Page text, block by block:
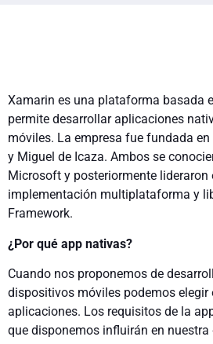
Xamarin es una plataforma basada
permite desarrollar aplicaciones
móviles. La empresa fue fundada
y Miguel de Icaza. Ambos se
Microsoft y posteriormente lideraron
implementación multiplataforma y
Framework.
¿Por qué app nativas?
Cuando nos proponemos de
dispositivos móviles podemos elegir
aplicaciones. Los requisitos de la
que disponemos influirán en nuestra